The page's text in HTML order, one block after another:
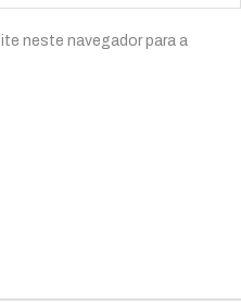
neste navegador para a